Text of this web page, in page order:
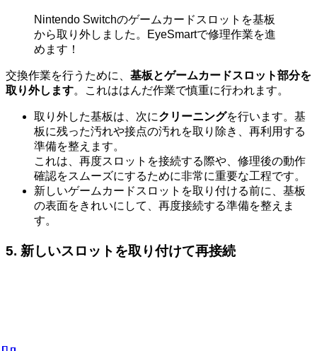
Nintendo Switchのゲームカードスロットを基板
から取り外しました。EyeSmartで修理作業を進
めます！
交換作業を行うために、 基板とゲームカードスロット部分を
取り外します。これははんだ作業で慎重に行われます。
取り外した基板は、次にクリーニングを行います。基
板に残った汚れや接点の汚れを取り除き、再利用する
準備を整えます。
これは、再度スロットを接続する際や、修理後の動作
確認をスムーズにするために非常に重要な工程です。
新しいゲームカードスロットを取り付ける前に、基板
の表面をきれいにして、再度接続する準備を整えま
す。
5. 新しいスロットを取り付けて再接続